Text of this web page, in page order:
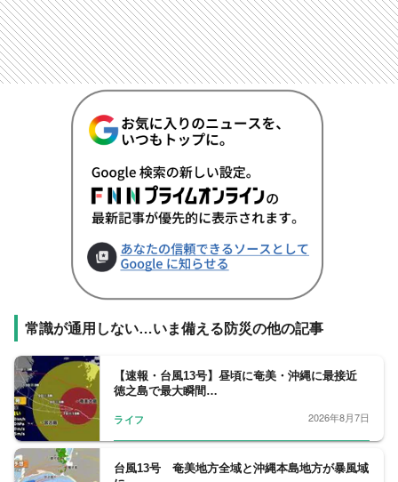
常識が通用しない…いま備える防災の他の記事
【速報・台風13号】昼頃に奄美・沖縄に最接近
徳之島で最大瞬間…
ライフ 2026年8月7日
台風13号 奄美地方全域と沖縄本島地方が暴風域